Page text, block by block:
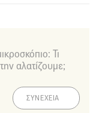
Τι
αλατίζουμε;
ΣΥΝΕΧΕΙΑ